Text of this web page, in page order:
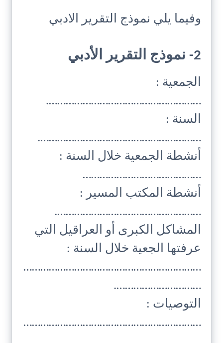
وفيما يلي نموذج التقرير الادبي
2- نموذج التقرير الأدبي
الجمعية :
……………………………………………….
السنة :
………………………………………………….
أنشطة الجمعية خلال السنة :
……………………………………
أنشطة المكتب المسير :
…………………………………………….
المشاكل الكبرى أو العراقيل التي
عرفتها الجعية خلال السنة :
………………………………………………………
………………………….
التوصيات :
………………………………………………………